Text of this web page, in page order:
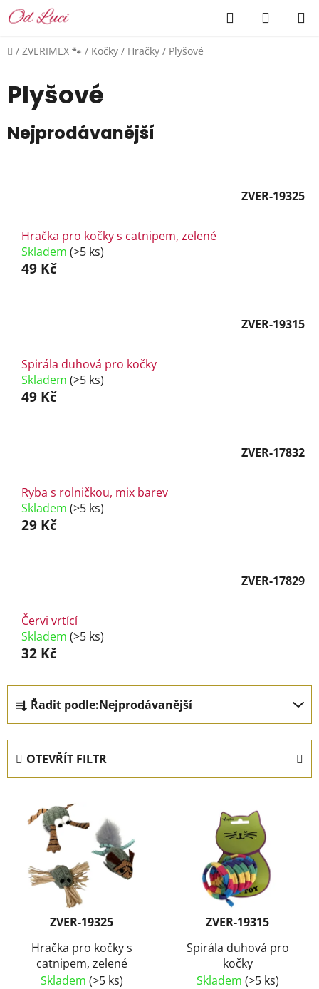
Přejít
na
obsah
Hledat
KOŠÍK
Domů
/ ZVERIMEX 🐾 / Kočky / Hračky / Plyšové
Plyšové
Nejprodávanější
ZVER-19325
Hračka pro kočky s catnipem, zelené
Skladem (>5 ks)
49 Kč
ZVER-19315
Spirála duhová pro kočky
Skladem (>5 ks)
49 Kč
ZVER-17832
Ryba s rolničkou, mix barev
Skladem (>5 ks)
29 Kč
ZVER-17829
Červi vrtící
Skladem (>5 ks)
32 Kč
Ř
a
z
e
n
Řadit podle:Nejprodávanější
OTEVŘÍT FILTR
ZVER-19325
Hračka pro kočky s
catnipem, zelené
Skladem (>5 ks)
ZVER-19315
Spirála duhová pro
kočky
Skladem (>5 ks)